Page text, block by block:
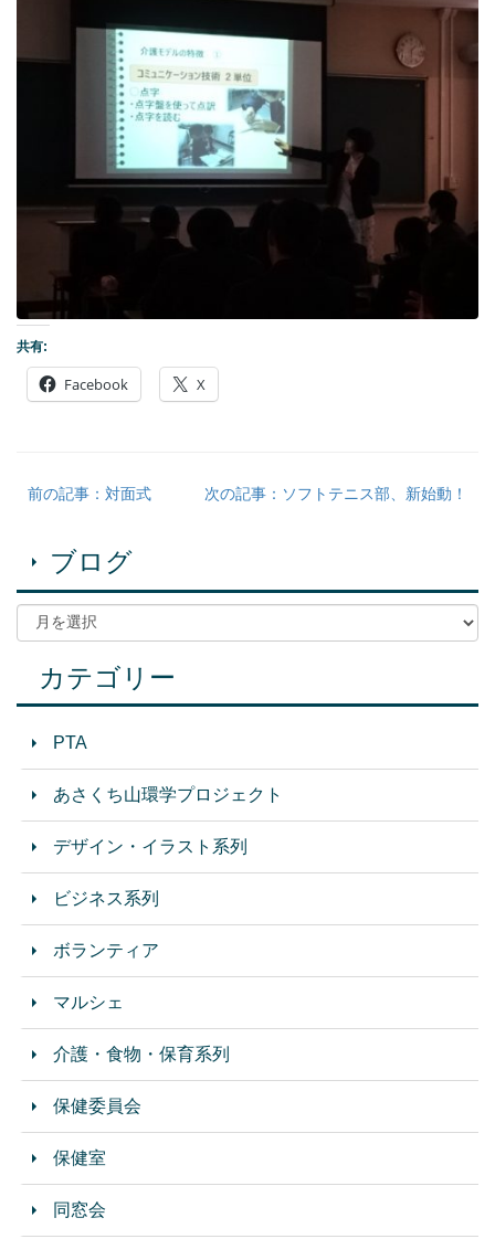
共有:
Facebook X
前の記事：対面式 次の記事：ソフトテニス部、新始動！
ブログ
カテゴリー
PTA
あさくち山環学プロジェクト
デザイン・イラスト系列
ビジネス系列
ボランティア
マルシェ
介護・食物・保育系列
保健委員会
保健室
同窓会